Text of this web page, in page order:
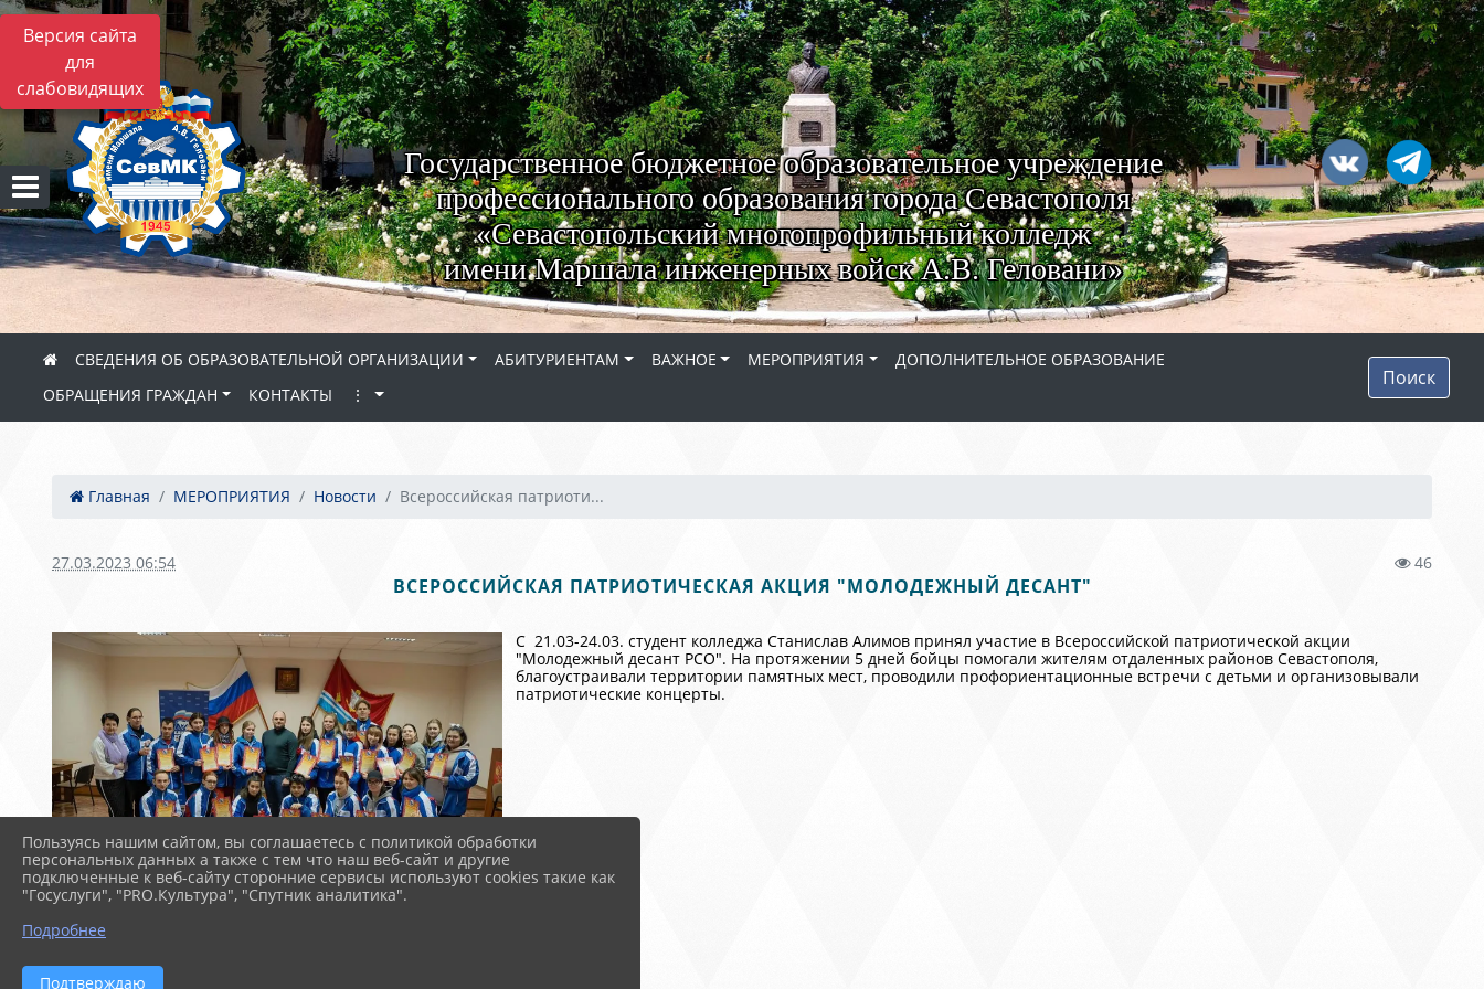
Версия сайта
для
слабовидящих
Государственное бюджетное образовательное учреждение
профессионального образования города Севастополя
«Севастопольский многопрофильный колледж
имени Маршала инженерных войск А.В. Геловани»
СВЕДЕНИЯ ОБ ОБРАЗОВАТЕЛЬНОЙ ОРГАНИЗАЦИИ АБИТУРИЕНТАМ ВАЖНОЕ МЕРОПРИЯТИЯ
ДОПОЛНИТЕЛЬНОЕ ОБРАЗОВАНИЕ
ОБРАЩЕНИЯ ГРАЖДАН
КОНТАКТЫ ⋮
Поиск
Главная МЕРОПРИЯТИЯ Новости Всероссийская патриоти...
27.03.2023 06:54 46
ВСЕРОССИЙСКАЯ ПАТРИОТИЧЕСКАЯ АКЦИЯ "МОЛОДЕЖНЫЙ ДЕСАНТ"
С 21.03-24.03. студент колледжа Станислав Алимов принял участие в Всероссийской патриотической акции
"Молодежный десант РСО". На протяжении 5 дней бойцы помогали жителям отдаленных районов Севастополя,
благоустраивали территории памятных мест, проводили профориентационные встречи с детьми и организовывали
патриотические концерты.
Пользуясь нашим сайтом, вы соглашаетесь с политикой обработки
персональных данных а также с тем что наш веб-сайт и другие
подключенные к веб-сайту сторонние сервисы используют cookies такие как
"Госуслуги", "PRO.Культура", "Спутник аналитика".
Подробнее
Подтверждаю